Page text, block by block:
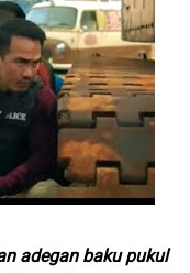
adegan baku pukul